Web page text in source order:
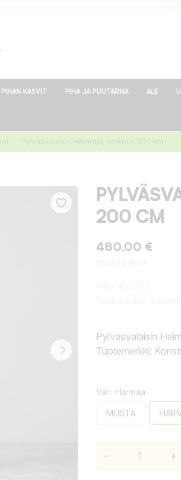
PIHAN KASVIT PIHA JA PUUTARHA ALE
Pylväsvalaisin Heimdal, korkeus 200 cm
200 CM
480,00 €
Pylväsvalaisin
Tuotemerkki:
Väri: Harmaa
MUSTA
– +